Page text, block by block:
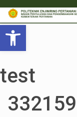
Open
test